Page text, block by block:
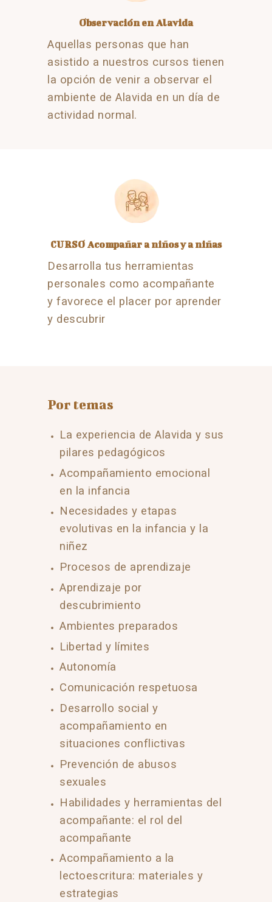
Observación en Alavida
Aquellas personas que han
asistido a nuestros cursos tienen
la opción de venir a observar el
ambiente de Alavida en un día de
actividad normal.
CURSO Acompañar a niños y a niñas
Desarrolla tus herramientas
personales como acompañante
y favorece el placer por aprender
y descubrir
Por temas
La experiencia de Alavida y sus
pilares pedagógicos
Acompañamiento emocional
en la infancia
Necesidades y etapas
evolutivas en la infancia y la
niñez
Procesos de aprendizaje
Aprendizaje por
descubrimiento
Ambientes preparados
Libertad y límites
Autonomía
Comunicación respetuosa
Desarrollo social y
acompañamiento en
situaciones conflictivas
Prevención de abusos
sexuales
Habilidades y herramientas del
acompañante: el rol del
acompañante
Acompañamiento a la
lectoescritura: materiales y
estrategias